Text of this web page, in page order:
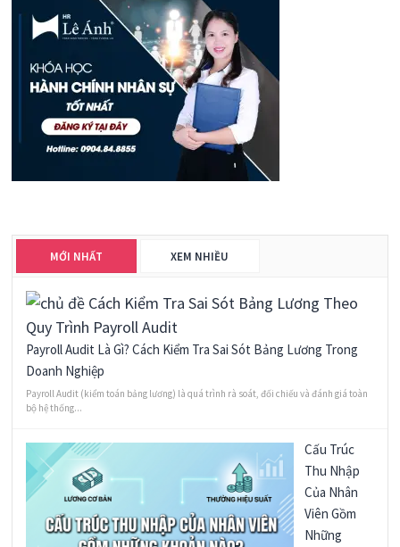
MỚI NHẤT XEM NHIỀU
Payroll Audit Là Gì? Cách Kiểm Tra Sai Sót Bảng Lương Trong
Doanh Nghiệp
Payroll Audit (kiểm toán bảng lương) là quá trình rà soát, đối chiếu và đánh giá toàn
bộ hệ thống...
Cấu Trúc
Thu Nhập
Của Nhân
Viên Gồm
Những